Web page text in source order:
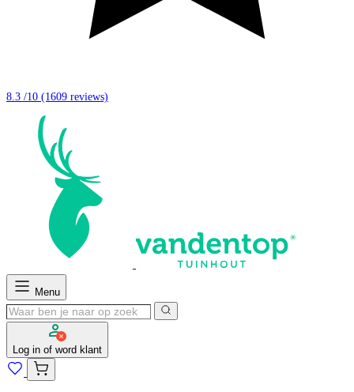
8.3 /10 (1609 reviews)
Menu
Log in of word klant